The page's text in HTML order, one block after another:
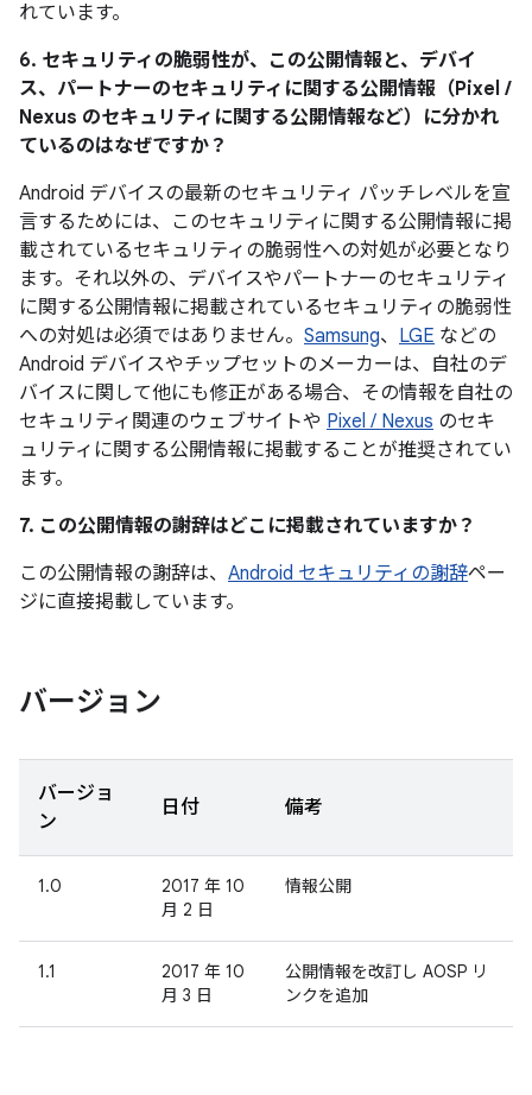
れています。
6. セキュリティの脆弱性が、この公開情報と、デバイ
ス、パートナーのセキュリティに関する公開情報（Pixel /
Nexus のセキュリティに関する公開情報など）に分かれ
ているのはなぜですか？
Android デバイスの最新のセキュリティ パッチレベルを宣
言するためには、このセキュリティに関する公開情報に掲
載されているセキュリティの脆弱性への対処が必要となり
ます。それ以外の、デバイスやパートナーのセキュリティ
に関する公開情報に掲載されているセキュリティの脆弱性
への対処は必須ではありません。 Samsung、 LGE などの
Android デバイスやチップセットのメーカーは、自社のデ
バイスに関して他にも修正がある場合、その情報を自社の
セキュリティ関連のウェブサイトや Pixel / Nexus のセキ
ュリティに関する公開情報に掲載することが推奨されてい
ます。
7. この公開情報の謝辞はどこに掲載されていますか？
この公開情報の謝辞は、 Android セキュリティの謝辞ペー
ジに直接掲載しています。
バージョン
バージョ
ン
日付 備考
1.0
2017 年 10
月 2 日
情報公開
1.1
2017 年 10
月 3 日
公開情報を改訂し AOSP リ
ンクを追加